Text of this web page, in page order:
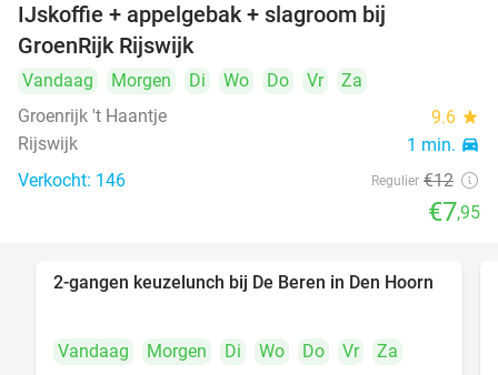
IJskoffie + appelgebak + slagroom bij
GroenRijk Rijswijk
Vandaag Morgen Di Wo Do Vr
Za
Groenrijk 't Haantje
9.6 star
Rijswijk 1 min. directions_car
Verkocht: 146 Regulier €12
€7,95
43%
2-gangen keuzelunch bij De Beren in Den Hoorn
Vandaag Morgen Di Wo Do Vr
Za